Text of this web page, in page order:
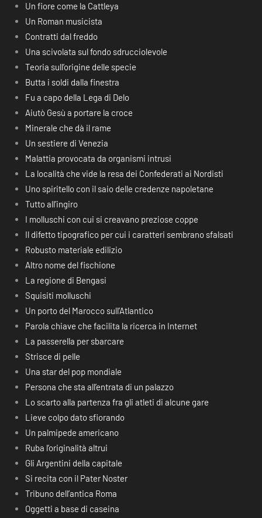
Un fiore come la Cattleya
Un Roman musicista
Contratti dal freddo
Una scivolata sul fondo sdrucciolevole
Teoria sull’origine delle specie
Butta i soldi dalla finestra
Fu a capo della Lega di Delo
Aiutò Gesù a portare la croce
Minerale che dà il rame
Un sestiere di Venezia
Malattia provocata da organismi intrusi
La località che vide la resa dei Confederati ai Nordisti
Uno spiritello con il saio delle credenze napoletane
Tutto all’ingiro
I molluschi con cui si creavano preziose coppe
Il difetto tipografico per cui i caratteri sembrano sfalsati
Robusto materiale edilizio
Altro nome del fischione
La regione di Bengasi
Squisiti molluschi
Un porto del Marocco sull’Atlantico
Parola chiave che facilita la ricerca in Internet
La passerella per sbarcare
Strisce di pelle
Una star del pop mondiale
Persona che sta all’entrata di un palazzo
Lo scarto alla partenza fra gli atleti di alcune gare
Lieve colpo dato sfiorando
Un palmipede americano
Ruba l’originalità altrui
Gli Argentini della capitale
Si recita con il Pater Noster
Tribuno dell’antica Roma
Oggetti a base di caseina